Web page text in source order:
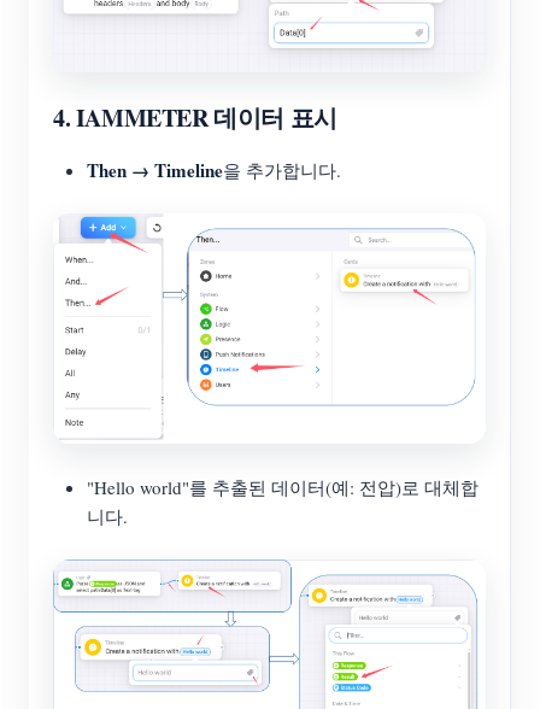
4. IAMMETER 데이터 표시
Then → Timeline을 추가합니다.
"Hello world"를 추출된 데이터(예: 전압)로 대체합
니다.